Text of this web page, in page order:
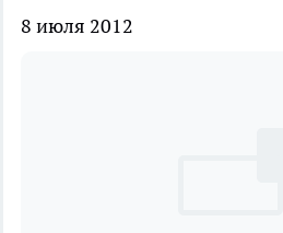
8 июля 2012